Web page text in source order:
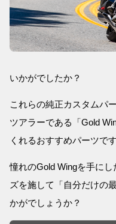
いかがでしたか？
これらの純正カスタムパ
ツアラーである「Gold
くれるおすすめパーツです
憧れのGold Wingを手に
ズを施して「自分だけの
かがでしょうか？